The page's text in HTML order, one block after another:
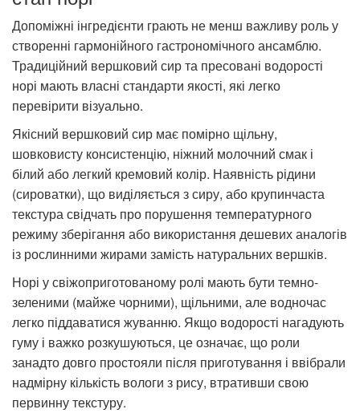
Допоміжні інгредієнти грають не менш важливу роль у
створенні гармонійного гастрономічного ансамблю.
Традиційний вершковий сир та пресовані водорості
норі мають власні стандарти якості, які легко
перевірити візуально.
Якісний вершковий сир має помірно щільну,
шовковисту консистенцію, ніжний молочний смак і
білий або легкий кремовий колір. Наявність рідини
(сироватки), що виділяється з сиру, або крупинчаста
текстура свідчать про порушення температурного
режиму зберігання або використання дешевих аналогів
із рослинними жирами замість натуральних вершків.
Норі у свіжоприготованому ролі мають бути темно-
зеленими (майже чорними), щільними, але водночас
легко піддаватися жуванню. Якщо водорості нагадують
гуму і важко розкушуються, це означає, що роли
занадто довго простояли після приготування і ввібрали
надмірну кількість вологи з рису, втративши свою
первинну текстуру.